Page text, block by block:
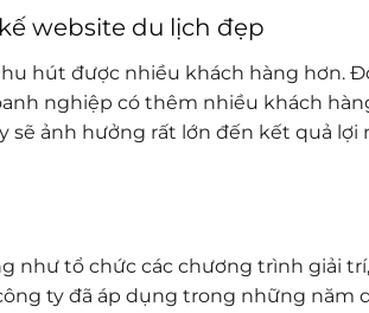
website du lịch đẹp
hút được nhiều khách hàng hơn.
nghiệp có thêm nhiều khách
ảnh hưởng rất lớn đến kết quả
tổ chức các chương trình giải
ty đã áp dụng trong những năm